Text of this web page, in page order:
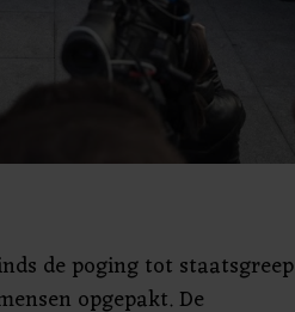
de poging tot staatsgreep
opgepakt. De